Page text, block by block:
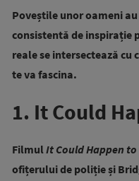
Poveștile unor oameni
consistentă de inspirație
reale se intersectează
te va fascina.
1. It Could
FilmulIt Could Happen to
ofițerului de poliție și